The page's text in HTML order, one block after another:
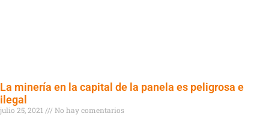
La minería en la capital de la panela es peligrosa e
ilegal
julio 25, 2021
No hay comentarios